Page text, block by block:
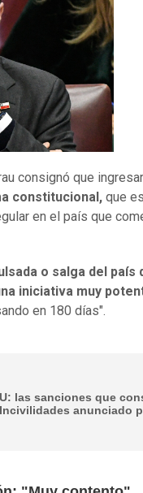
consignó que
constitucional, que
en el país que
o salga del país
iniciativa muy
en 180 días".
las sanciones que
anunciado